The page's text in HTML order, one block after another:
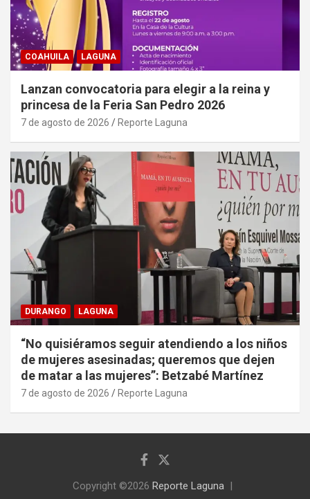
COAHUILA LAGUNA
Lanzan convocatoria para elegir a la reina y
princesa de la Feria San Pedro 2026
7 de agosto de 2026 Reporte Laguna
DURANGO LAGUNA
“No quisiéramos seguir atendiendo a los niños
de mujeres asesinadas; queremos que dejen
de matar a las mujeres”: Betzabé Martínez
7 de agosto de 2026 Reporte Laguna
Copyright ©2026 Reporte Laguna